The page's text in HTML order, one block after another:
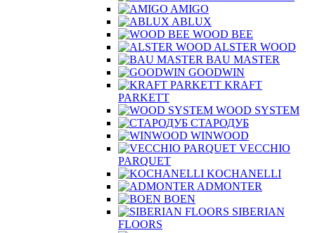
AMIGO
ABLUX
WOOD BEE
ALSTER WOOD
BAU MASTER
GOODWIN
KRAFT
PARKETT
WOOD SYSTEM
СТАРОДУБ
WINWOOD
VECCHIO
PARQUET
KOCHANELLI
ADMONTER
BOEN
SIBERIAN
FLOORS